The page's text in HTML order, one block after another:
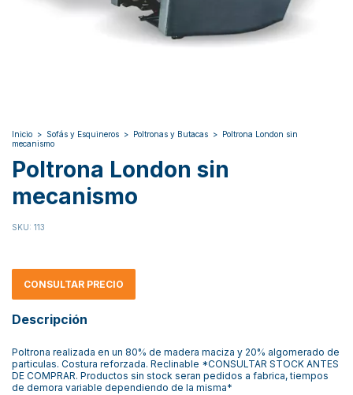
Inicio > Sofás y Esquineros > Poltronas y Butacas > Poltrona London sin
mecanismo
Poltrona London sin
mecanismo
SKU: 113
CONSULTAR PRECIO
Descripción
Poltrona realizada en un 80% de madera maciza y 20% algomerado de
particulas. Costura reforzada. Reclinable *CONSULTAR STOCK ANTES
DE COMPRAR. Productos sin stock seran pedidos a fabrica, tiempos
de demora variable dependiendo de la misma*